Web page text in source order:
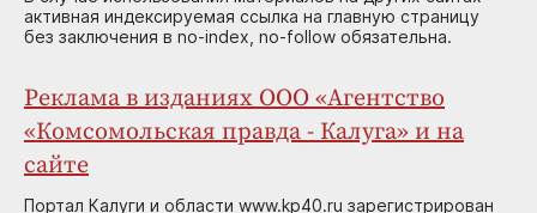
активная индексируемая ссылка на главную страницу
без заключения в no-index, no-follow обязательна.
Реклама в изданиях ООО «Агентство
«Комсомольская правда - Калуга» и на
сайте
Портал Калуги и области www.kp40.ru зарегистрирован